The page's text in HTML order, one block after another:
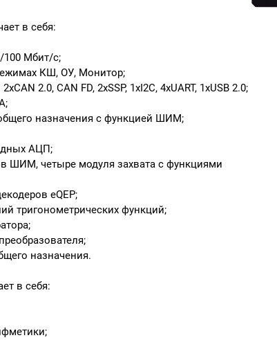
в себя:
100 Мбит/с;
КШ, ОУ, Монитор;
2.0, CAN FD, 2xSSP, 1xI2C, 4xUART, 1xUSB 2.0;
общего назначения c функцией ШИМ;
АЦП;
ШИМ, четыре модуля захвата c функциями
eQEP;
тригонометрических функций;
назначения.
в себя: